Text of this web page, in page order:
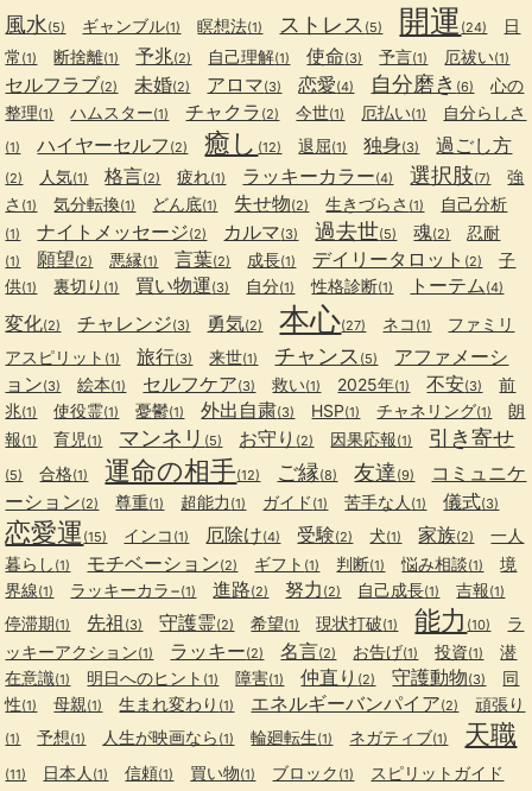
風水(5) ギャンブル(1) 瞑想法(1) ストレス (5) 開運 (24)
日
常 (1) 断捨離(1) 予兆(2) 自己理解(1) 使命(3) 予言(1) 厄祓い(1)
セルフラブ(2) 未婚(2) アロマ(3) 恋愛(4) 自分磨き (6)
心の
整理(1) ハムスター(1) チャクラ (2) 今世(1) 厄払い(1) 自分らしさ
(1) ハイヤーセルフ (2) 癒し (12) 退屈(1) 独身(3) 過ごし方
(2) 人気(1) 格言(2) 疲れ(1) ラッキーカラー(4) 選択肢(7)
強
さ (1) 気分転換(1) どん底(1) 失せ物(2) 生きづらさ (1) 自己分析
(1) ナイトメッセージ(2) カルマ(3) 過去世(5) 魂(2) 忍耐
(1) 願望(2) 悪縁(1) 言葉(2) 成長(1) デイリータロット (2)
子
供(1) 裏切り (1) 買い物運(3) 自分(1) 性格診断(1) トーテム (4)
変化(2) チャレンジ(3) 勇気(2) 本心(27) ネコ (1)
ファミリ
アスピリット (1) 旅行(3) 来世(1) チャンス (5)
アファメーシ
ョン(3) 絵本(1) セルフケア(3) 救い(1) 2025年(1) 不安(3)
前
兆(1) 使役霊(1) 憂鬱(1) 外出自粛(3) HSP(1) チャネリング(1)
朗
報(1) 育児 (1) マンネリ (5) お守り (2) 因果応報(1) 引き寄せ
(5) 合格(1) 運命の相手(12) ご縁(8) 友達 (9)
コミュニケ
ーション(2) 尊重(1) 超能力 (1) ガイド (1) 苦手な人 (1) 儀式(3)
恋愛運 (15) インコ (1) 厄除け(4) 受験(2) 犬(1) 家族(2)
一人
暮らし (1) モチベーション(2) ギフト (1) 判断(1) 悩み相談(1)
境
界線(1) ラッキーカラ−(1) 進路(2) 努力 (2) 自己成長(1) 吉報(1)
停滞期(1) 先祖 (3) 守護霊(2) 希望(1) 現状打破(1) 能力 (10)
ラ
ッキーアクション(1) ラッキー(2) 名言(2) お告げ(1) 投資(1)
潜
在意識(1) 明日へのヒント (1) 障害(1) 仲直り (2) 守護動物(3)
同
性(1) 母親(1) 生まれ変わり (1) エネルギーバンパイア(2) 頑張り
(1) 予想(1) 人生が映画なら (1) 輪廻転生(1) ネガティブ(1) 天職
(11) 日本人 (1) 信頼(1) 買い物(1) ブロック (1) スピリットガイド